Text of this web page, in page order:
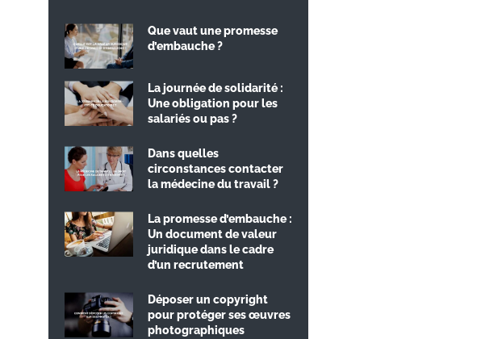
Que vaut une promesse
d’embauche ?
La journée de solidarité :
Une obligation pour les
salariés ou pas ?
Dans quelles
circonstances contacter
la médecine du travail ?
La promesse d’embauche :
Un document de valeur
juridique dans le cadre
d’un recrutement
Déposer un copyright
pour protéger ses œuvres
photographiques